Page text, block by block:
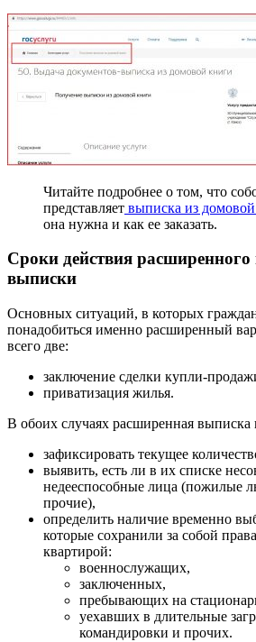
Читайте подробнее о том, что
представляет выписка из
она нужна и как ее заказать.
Сроки действия расширенного
выписки
Основных ситуаций, в которых
понадобиться именно расширенный
всего две:
заключение сделки купли-
приватизация жилья.
В обоих случаях расширенная выписка
зафиксировать текущее
выявить, есть ли в их списке
недееспособные лица (пожилые
прочие),
определить наличие временно
которые сохранили за собой
квартирой:
военнослужащих,
заключенных,
пребывающих на
уехавших в длительные
командировки и прочих.